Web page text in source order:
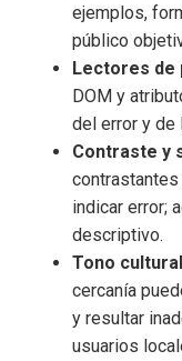
ejemplos,
público
Lectores de
DOM y
del error y de
Contraste y
indicar error;
descriptivo.
Tono
cercanía
y resultar
usuarios